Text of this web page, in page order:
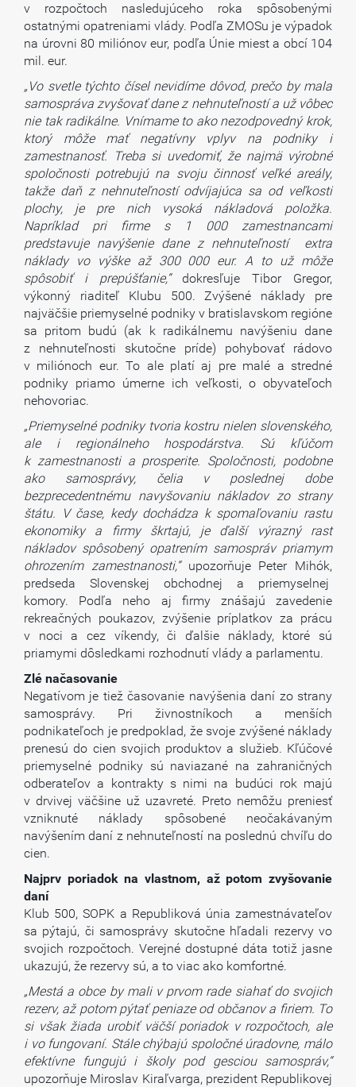
v rozpočtoch nasledujúceho roka spôsobenými
ostatnými opatreniami vlády. Podľa ZMOSu je výpadok
na úrovni 80 miliónov eur, podľa Únie miest a obcí 104
mil. eur.
„Vo svetle týchto čísel nevidíme dôvod, prečo by mala
samospráva zvyšovať dane z nehnuteľností a už vôbec
nie tak radikálne. Vnímame to ako nezodpovedný krok,
ktorý môže mať negatívny vplyv na podniky i
zamestnanosť. Treba si uvedomiť, že najmä výrobné
spoločnosti potrebujú na svoju činnosť veľké areály,
takže daň z nehnuteľností odvíjajúca sa od veľkosti
plochy, je pre nich vysoká nákladová položka.
Napríklad pri firme s 1 000 zamestnancami
predstavuje navýšenie dane z nehnuteľností extra
náklady vo výške až 300 000 eur. A to už môže
spôsobiť i prepúšťanie,“dokresľuje Tibor Gregor,
výkonný riaditeľ Klubu 500. Zvýšené náklady pre
najväčšie priemyselné podniky v bratislavskom regióne
sa pritom budú (ak k radikálnemu navýšeniu dane
z nehnuteľnosti skutočne príde) pohybovať rádovo
v miliónoch eur. To ale platí aj pre malé a stredné
podniky priamo úmerne ich veľkosti, o obyvateľoch
nehovoriac.
„Priemyselné podniky tvoria kostru nielen slovenského,
ale i regionálneho hospodárstva. Sú kľúčom
k zamestnanosti a prosperite. Spoločnosti, podobne
ako samosprávy, čelia v poslednej dobe
bezprecedentnému navyšovaniu nákladov zo strany
štátu. V čase, kedy dochádza k spomaľovaniu rastu
ekonomiky a firmy škrtajú, je ďalší výrazný rast
nákladov spôsobený opatrením samospráv priamym
ohrozením zamestnanosti,“upozorňuje Peter Mihók,
predseda Slovenskej obchodnej a priemyselnej
komory. Podľa neho aj firmy znášajú zavedenie
rekreačných poukazov, zvýšenie príplatkov za prácu
v noci a cez víkendy, či ďalšie náklady, ktoré sú
priamymi dôsledkami rozhodnutí vlády a parlamentu.
Zlé načasovanie
Negatívom je tiež časovanie navýšenia daní zo strany
samosprávy. Pri živnostníkoch a menších
podnikateľoch je predpoklad, že svoje zvýšené náklady
prenesú do cien svojich produktov a služieb. Kľúčové
priemyselné podniky sú naviazané na zahraničných
odberateľov a kontrakty s nimi na budúci rok majú
v drvivej väčšine už uzavreté. Preto nemôžu preniesť
vzniknuté náklady spôsobené neočakávaným
navýšením daní z nehnuteľností na poslednú chvíľu do
cien.
Najprv poriadok na vlastnom, až potom zvyšovanie
daní
Klub 500, SOPK a Republiková únia zamestnávateľov
sa pýtajú, či samosprávy skutočne hľadali rezervy vo
svojich rozpočtoch. Verejné dostupné dáta totiž jasne
ukazujú, že rezervy sú, a to viac ako komfortné.
„Mestá a obce by mali v prvom rade siahať do svojich
rezerv, až potom pýtať peniaze od občanov a firiem. To
si však žiada urobiť väčší poriadok v rozpočtoch, ale
i vo fungovaní. Stále chýbajú spoločné úradovne, málo
efektívne fungujú i školy pod gesciou samospráv,“
upozorňuje Miroslav Kiraľvarga, prezident Republikovej